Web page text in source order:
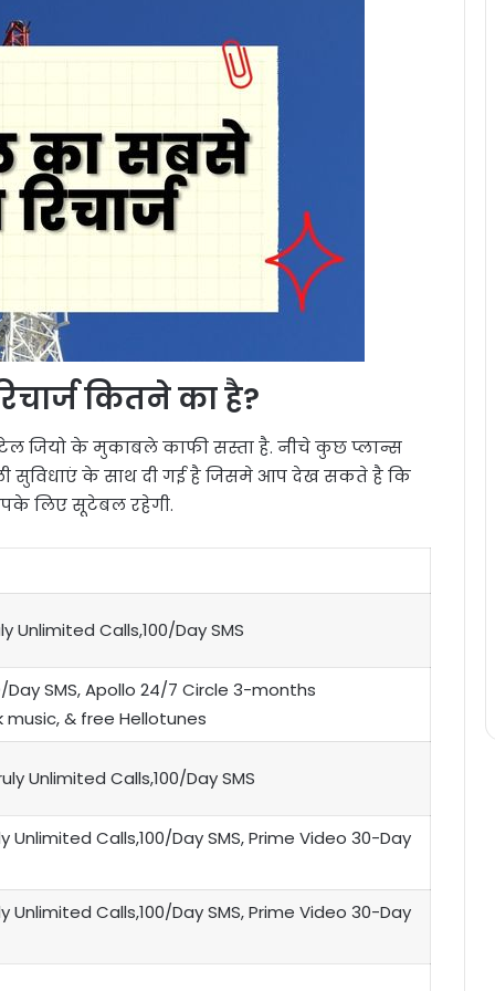
कितने का है?
जियो के मुकाबले काफी सस्ता है. नीचे कुछ प्लान्स
सुविधाएं के साथ दी गई है जिसमे आप देख सकते है कि
लिए सूटेबल रहेगी.
Unlimited Calls,100/Day SMS
Day SMS, Apollo 24/7 Circle 3-months
music, & free Hellotunes
Unlimited Calls,100/Day SMS
Unlimited Calls,100/Day SMS, Prime Video 30-Day
Unlimited Calls,100/Day SMS, Prime Video 30-Day